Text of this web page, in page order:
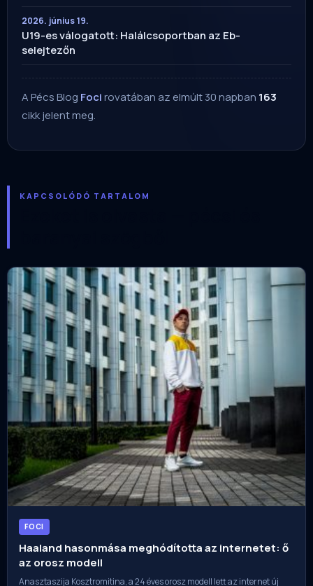
2026. június 19.
U19-es válogatott: Halálcsoportban az Eb-
selejtezőn
A Pécs Blog Focirovatában az elmúlt 30 napban 163
cikk jelent meg.
KAPCSOLÓDÓ TARTALOM
FOCI
Haaland hasonmása meghódította az internetet: ő
az orosz modell
Anasztaszija Kosztromitina, a 24 éves orosz modell lett az internet új